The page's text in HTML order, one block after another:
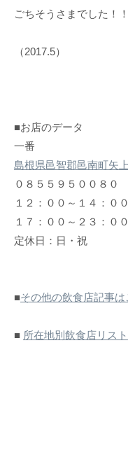
ごちそうさまでした！！
（2017.5）
■お店のデータ
一番
島根県邑智郡邑南町矢
０８５５９５００８０
１２：００～１４：００
１７：００～２３：００
定休日：日・祝
■その他の飲食店記事は
■ 所在地別飲食店リス